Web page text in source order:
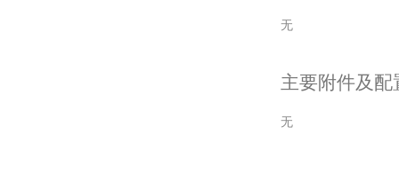
无
主要附件及配
无